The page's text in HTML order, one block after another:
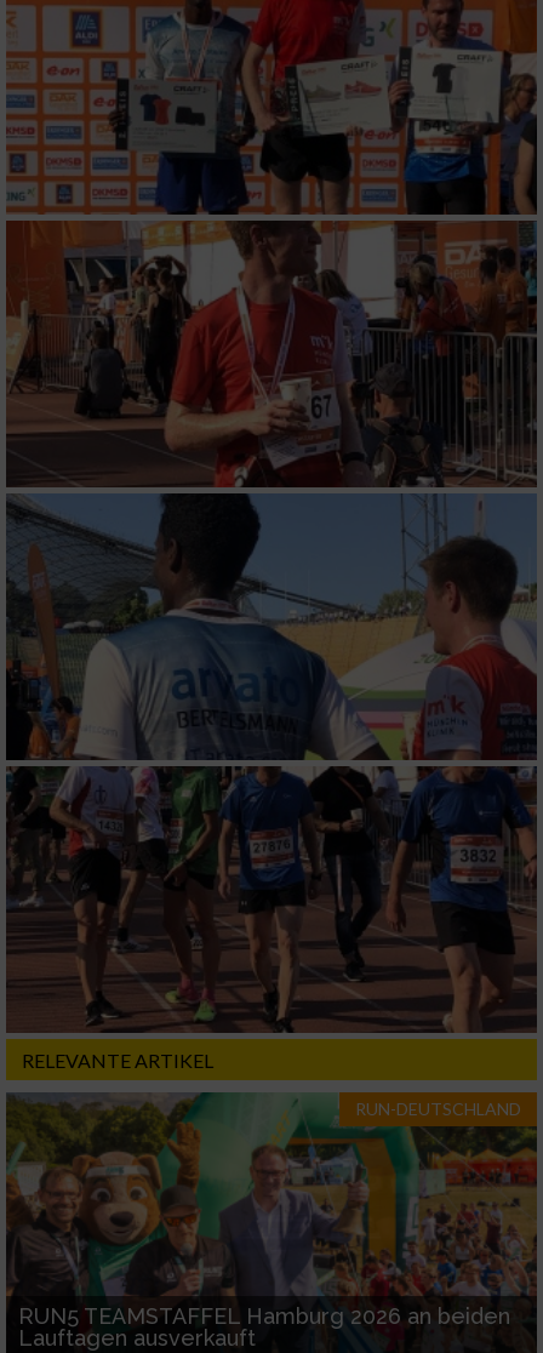
RELEVANTE ARTIKEL
RUN-DEUTSCHLAND
RUN5 TEAMSTAFFEL Hamburg 2026 an beiden
Lauftagen ausverkauft